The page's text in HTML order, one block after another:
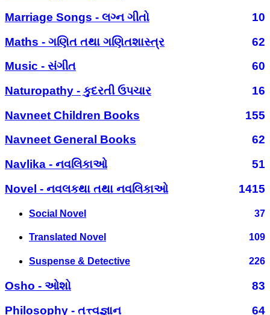
Marriage Songs - લગ્ન ગીતો
10
Maths - ગણિત તથા ગણિતશાસ્ત્ર
62
Music - સંગીત
60
Naturopathy - કુદરતી ઉપચાર
16
Navneet Children Books
155
Navneet General Books
62
Navlika - નવલિકાઓ
51
Novel - નવલકથા તથા નવલિકાઓ
1415
Social Novel 37
Translated Novel 109
Suspense & Detective 226
Osho - ઓશો
83
Philosophy - તત્ત્વજ્ઞાન
64